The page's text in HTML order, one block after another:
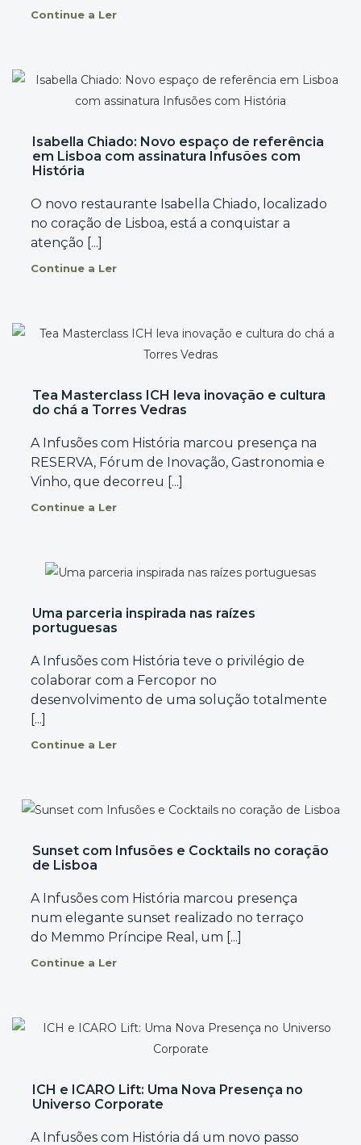
Continue a Ler
Isabella Chiado: Novo espaço de referência
em Lisboa com assinatura Infusões com
História
O novo restaurante Isabella Chiado, localizado
no coração de Lisboa, está a conquistar a
atenção [...]
Continue a Ler
Tea Masterclass ICH leva inovação e cultura
do chá a Torres Vedras
A Infusões com História marcou presença na
RESERVA, Fórum de Inovação, Gastronomia e
Vinho, que decorreu [...]
Continue a Ler
Uma parceria inspirada nas raízes
portuguesas
A Infusões com História teve o privilégio de
colaborar com a Fercopor no
desenvolvimento de uma solução totalmente
[...]
Continue a Ler
Sunset com Infusões e Cocktails no coração
de Lisboa
A Infusões com História marcou presença
num elegante sunset realizado no terraço
do Memmo Príncipe Real, um [...]
Continue a Ler
ICH e ICARO Lift: Uma Nova Presença no
Universo Corporate
A Infusões com História dá um novo passo